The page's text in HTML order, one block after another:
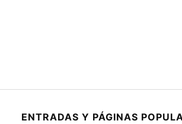
ENTRADAS Y PÁGINAS